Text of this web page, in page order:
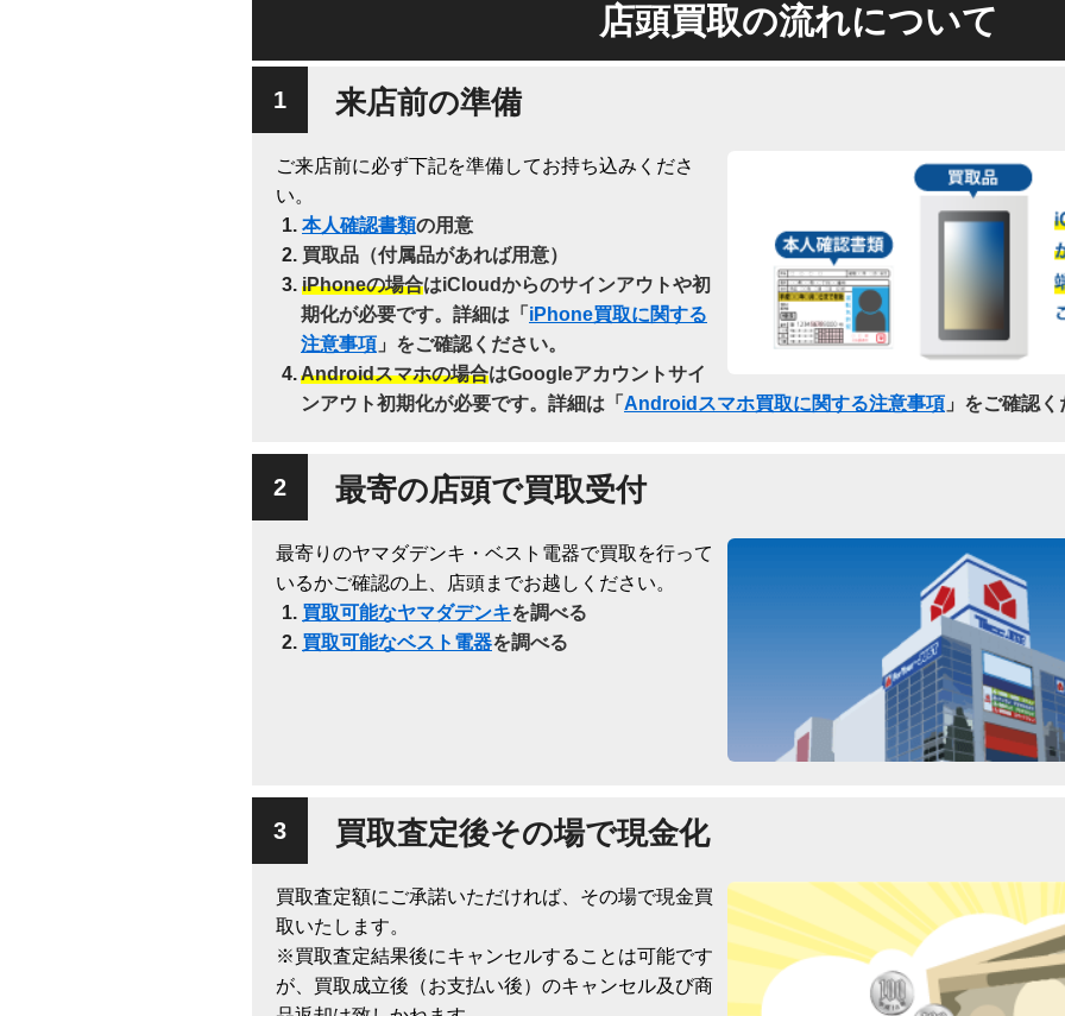
店頭買取の流れについて
来店前の準備
ご来店前に必ず下記を準備してお持ち込みくださ
い。
本人確認書類の用意
買取品（付属品があれば用意）
iPhoneの場合はiCloudからのサインアウトや初
期化が必要です。詳細は「 iPhone買取に関する
注意事項 」をご確認ください。
Androidスマホの場合はGoogleアカウントサイ
ンアウト初期化が必要です。詳細は「 Androidスマホ買取に関する注意事項 」をご確認
最寄の店頭で買取受付
最寄りのヤマダデンキ・ベスト電器で買取を行って
いるかご確認の上、店頭までお越しください。
買取可能なヤマダデンキを調べる
買取可能なベスト電器を調べる
買取査定後その場で現金化
買取査定額にご承諾いただければ、その場で現金買
取いたします。
※買取査定結果後にキャンセルすることは可能です
が、買取成立後（お支払い後）のキャンセル及び商